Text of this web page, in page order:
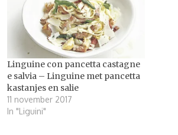
Linguine con pancetta castagne
e salvia – Linguine met pancetta
kastanjes en salie
11 november 2017
In "Liguini"